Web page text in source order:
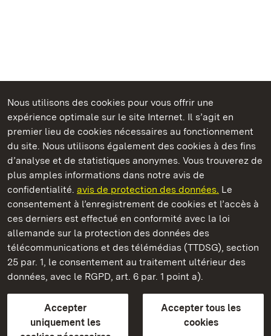
Nous utilisons des cookies pour vous offrir une
expérience optimale sur le site Internet. Il s’agit en
premier lieu de cookies nécessaires au fonctionnement
du site. Nous utilisons également des cookies à des fins
d’analyse et de statistiques anonymes. Vous trouverez de
plus amples informations dans notre avis de
confidentialité. avis de protection des données. Le
consentement à l’enregistrement de cookies et l’accès à
ces derniers est effectué en conformité avec la loi
allemande sur la protection des données des
télécommunications et des télémédias (TTDSG), section
25 par. 1, le consentement au traitement ultérieur des
données, avec le RGPD, art. 6 par. 1 point a).
Accepter
uniquement les
Accepter tous les
cookies
Châteaux et jardins publics du Bade-Wurtemberg
Staatliche Schlösser und Gärten Baden‑Württemberg
Châteaux et jardins publics du Bade-Wurtemberg
ContactFAQ et réponsesMentions légales
Protection des données
Explications sur l’accessibilité
BITV-konform (geprüfte Seiten)
plus loin